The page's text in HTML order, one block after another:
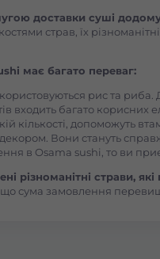
доставки суші
страв, їх
має багато переваг:
рис та
входить багато корисних
кількості, допоможуть
Вони стануть
в Osama sushi, то ви
різноманітні страви,
сума замовлення